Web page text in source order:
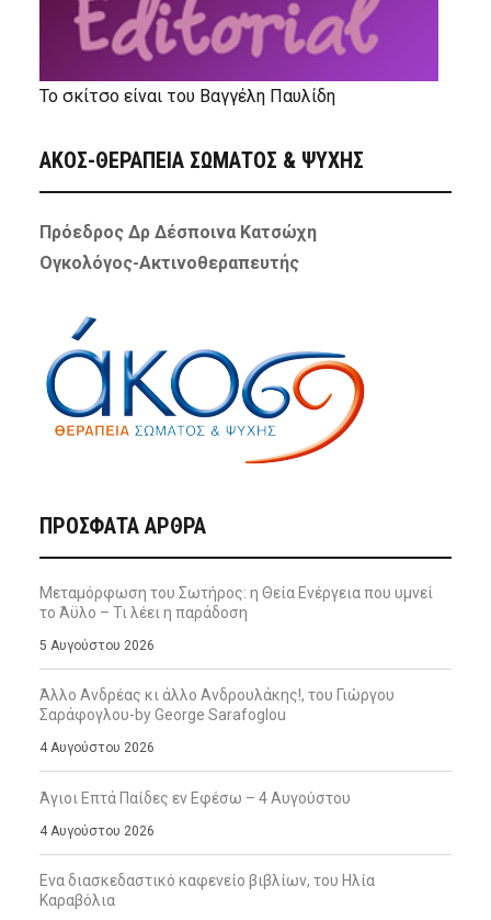
Το σκίτσο είναι του Βαγγέλη Παυλίδη
ΑΚΟΣ-ΘΕΡΑΠΕΙΑ ΣΩΜΑΤΟΣ & ΨΥΧΗΣ
Πρόεδρος Δρ Δέσποινα Κατσώχη
Ογκολόγος-Ακτινοθεραπευτής
ΠΡΌΣΦΑΤΑ ΆΡΘΡΑ
Μεταμόρφωση του Σωτήρος: η Θεία Ενέργεια που υμνεί
το Άϋλο – Τι λέει η παράδοση
5 Αυγούστου 2026
Άλλο Ανδρέας κι άλλο Ανδρουλάκης!, του Γιώργου
Σαράφογλου-by George Sarafoglou
4 Αυγούστου 2026
Άγιοι Επτά Παίδες εν Εφέσω – 4 Αυγούστου
4 Αυγούστου 2026
Ενα διασκεδαστικό καφενείο βιβλίων, του Ηλία
Καραβόλια